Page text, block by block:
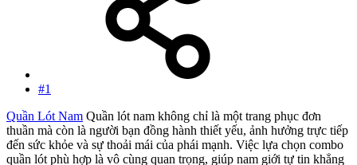
#1
Quần Lót Nam Quần lót nam không chỉ là một trang phục đơn
thuần mà còn là người bạn đồng hành thiết yếu, ảnh hưởng trực tiếp
đến sức khỏe và sự thoải mái của phái mạnh. Việc lựa chọn combo
quần lót phù hợp là vô cùng quan trọng, giúp nam giới tự tin khẳng